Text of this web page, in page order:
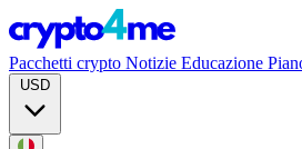
Pacchetti crypto Notizie Educazione